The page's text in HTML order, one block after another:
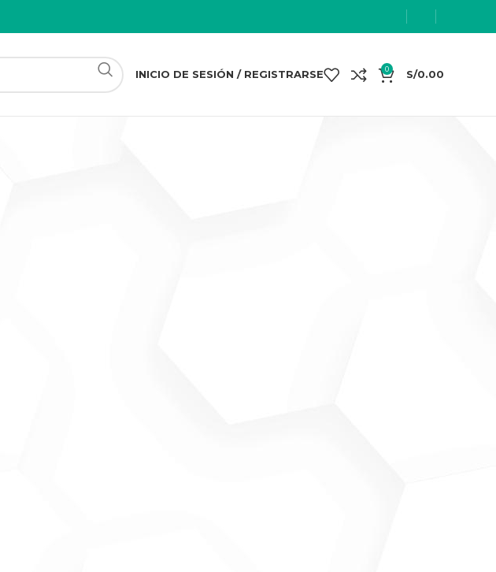
INICIO DE SESIÓN / REGISTRARSE 0 S/0.00